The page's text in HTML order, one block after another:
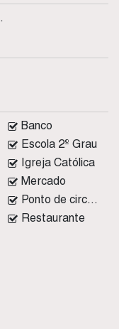
Banco
Escola 2º Grau
Igreja Católica
Mercado
Ponto de circular
Restaurante